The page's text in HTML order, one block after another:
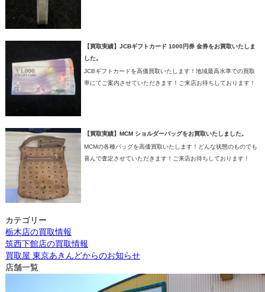
【買取実績】JCBギフトカード 1000円券 金券をお買取いたしま
した。
JCBギフトカードを高価買取いたします！地域最高水準での買取
率にてご案内させていただきます！ご来店お待ちしております！
【買取実績】MCM ショルダーバッグをお買取いたしました。
MCMの各種バッグを高価買取いたします！どんな状態のものでも
喜んで査定させていただきます！ご来店お待ちしております！
カテゴリー
栃木店の買取情報
筑西下館店の買取情報
買取屋 東京あきんどからのお知らせ
店舗一覧